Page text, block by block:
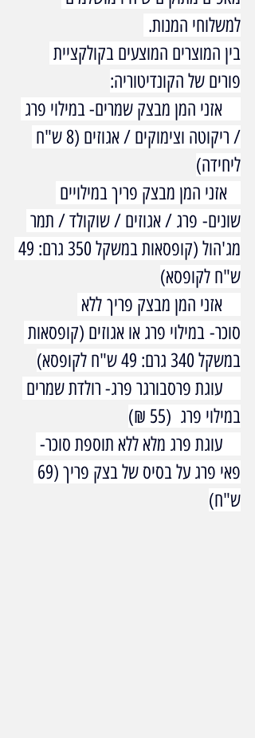
למשלוחי המנות.
בין המוצרים המוצעים בקולקציית
פורים של הקונדיטוריה:
אזני המן מבצק שמרים- במילוי פרג
/ ריקוטה וצימוקים / אגוזים (8 ש"ח
ליחידה)
אזני המן מבצק פריך במילויים
שונים- פרג / אגוזים / שוקולד / תמר
ש"ח לקופסא)
אזני המן מבצק פריך ללא
סוכר- במילוי פרג או אגוזים (קופסאות
במשקל 340 גרם: 49 ש"ח לקופסא)
עוגת פרסבורגר פרג- רולדת שמרים
במילוי פרג  (55 ₪)
עוגת פרג מלא ללא תוספת סוכר-
ש"ח)